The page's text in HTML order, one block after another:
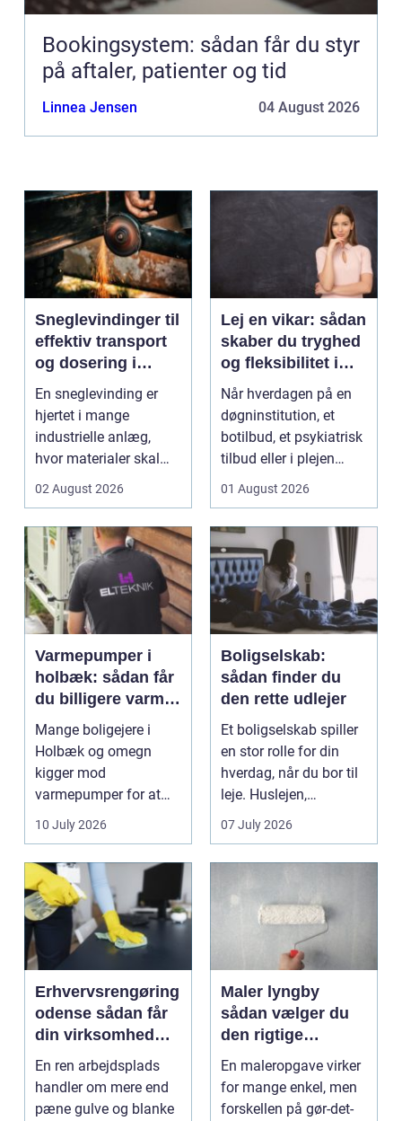
Bookingsystem: sådan får du styr
på aftaler, patienter og tid
Linnea Jensen 04 August 2026
Sneglevindinger til
effektiv transport
og dosering i
industrien
En sneglevinding er
hjertet i mange
industrielle anlæg,
hvor materialer skal
flyttes, doseres eller ...
02 August 2026
Lej en vikar: sådan
skaber du tryghed
og fleksibilitet i
hverdagen
Når hverdagen på en
døgninstitution, et
botilbud, et psykiatrisk
tilbud eller i plejen
pludselig ænd...
01 August 2026
Varmepumper i
holbæk: sådan får
du billigere varme
og bedre
indeklima
Mange boligejere i
Holbæk og omegn
kigger mod
varmepumper for at
sænke
varmeregningen og få
et sunde...
10 July 2026
Boligselskab:
sådan finder du
den rette udlejer
Et boligselskab spiller
en stor rolle for din
hverdag, når du bor til
leje. Huslejen,
vedligeh...
07 July 2026
Erhvervsrengøring
odense sådan får
din virksomhed
mest værdi for
pengene
En ren arbejdsplads
handler om mere end
pæne gulve og blanke
Maler lyngby
sådan vælger du
den rigtige
fagmand
En maleropgave virker
for mange enkel, men
forskellen på gør-det-